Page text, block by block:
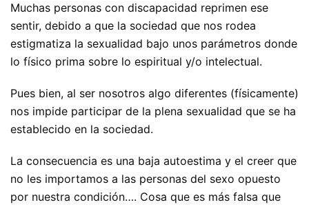
Muchas personas con discapacidad reprimen ese
sentir, debido a que la sociedad que nos rodea
estigmatiza la sexualidad bajo unos parámetros donde
lo físico prima sobre lo espiritual y/o intelectual.
Pues bien, al ser nosotros algo diferentes (físicamente)
nos impide participar de la plena sexualidad que se ha
establecido en la sociedad.
La consecuencia es una baja autoestima y el creer que
no les importamos a las personas del sexo opuesto
por nuestra condición…. Cosa que es más falsa que